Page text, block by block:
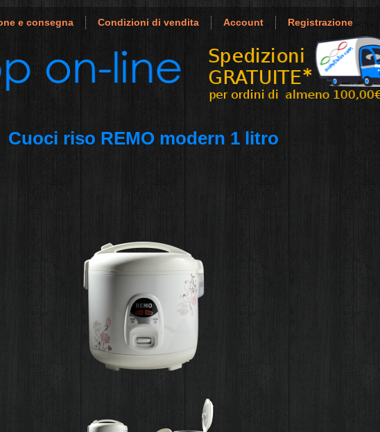
e consegna Condizioni di vendita Account Registrazione
Cuoci riso REMO modern 1 litro